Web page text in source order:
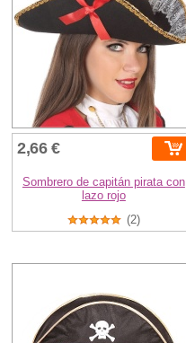
2,66 €
Sombrero de capitán pirata con
lazo rojo
(2)